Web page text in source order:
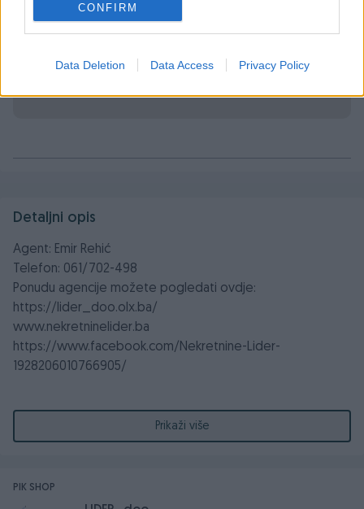
CONFIRM
Data Deletion Data Access Privacy Policy
Detaljni opis
Agent: Emir Rehić
Telefon: 061/702-498
Ponudu agencije možete pogledati ovdje:
https://lider_doo.olx.ba/
www.nekretninelider.ba
https://www.facebook.com/Nekretnine-Lider-
1928206010766905/
II spratu u strogom centru grada – prostran, svijetao i
s pogledom na glavnu ulicu!
Stan se nalazi u samom
za one koji žele biti u neposrednoj blizini svih važnih
Prikaži više
PIK SHOP